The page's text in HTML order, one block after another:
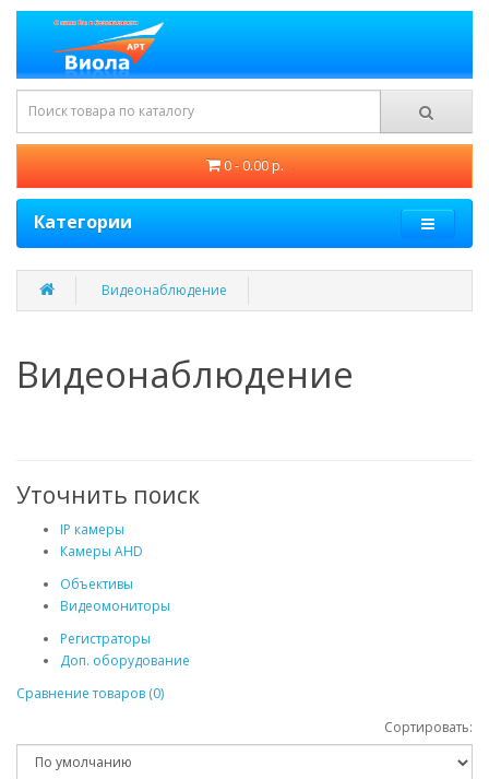
0 - 0.00 р.
Категории
Видеонаблюдение
Видеонаблюдение
Уточнить поиск
IP камеры
Камеры AHD
Объективы
Видеомониторы
Регистраторы
Доп. оборудование
Сравнение товаров (0)
Сортировать: